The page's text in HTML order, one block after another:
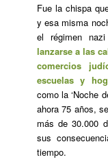
Fue la chispa
y esa misma
el régimen
lanzarse a las
comercios
escuelas y
como la ‘Noche
ahora 75 años,
más de 30.000
sus
tiempo.